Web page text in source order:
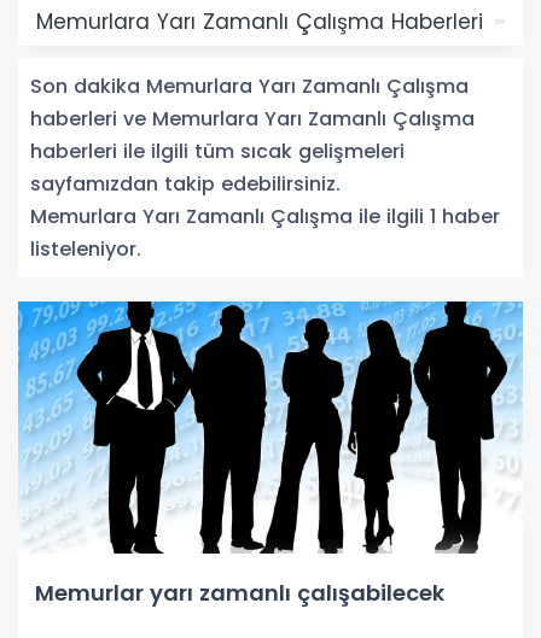
Memurlara Yarı Zamanlı Çalışma Haberleri
Son dakika Memurlara Yarı Zamanlı Çalışma
haberleri ve Memurlara Yarı Zamanlı Çalışma
haberleri ile ilgili tüm sıcak gelişmeleri
sayfamızdan takip edebilirsiniz.
Memurlara Yarı Zamanlı Çalışma ile ilgili 1 haber
listeleniyor.
Memurlar yarı zamanlı çalışabilecek